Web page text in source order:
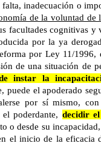
falta, inadecuación o
de la voluntad de
facultades cognitivas
por la ya
por Ley 11/
de una situación de
instar la
puede el apoderado
por sí mismo,
el poderdante, decidir
o desde su
el inicio de la eficacia